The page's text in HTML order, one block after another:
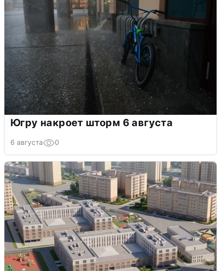
Югру накроет шторм 6 августа
6 августа 0